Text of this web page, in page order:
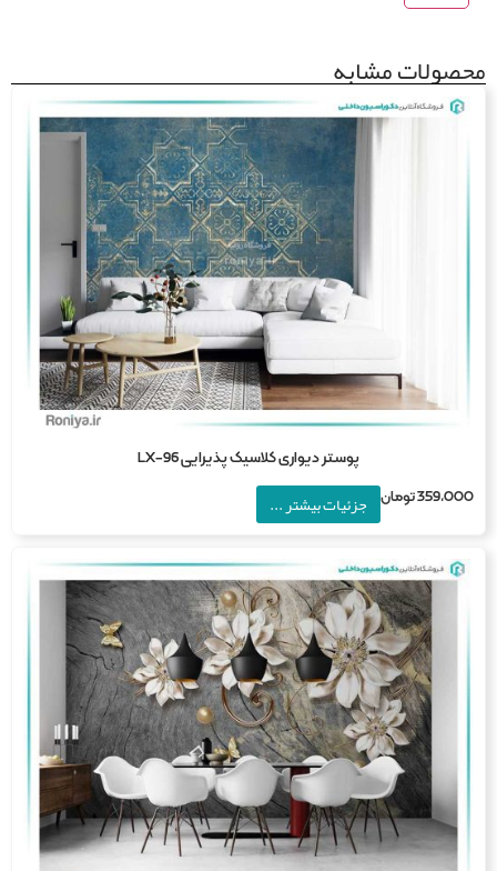
مشابه
پوستر دیواری کلاسیک پذیرایی LX-96
تومان جزئیات بیشتر ...